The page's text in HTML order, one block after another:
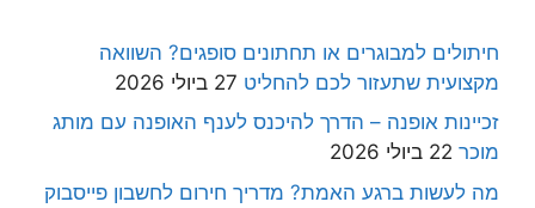
חיתולים למבוגרים או תחתונים סופגים? השוואה
מקצועית שתעזור לכם להחליט 27 ביולי 2026
זכיינות אופנה – הדרך להיכנס לענף האופנה עם מותג
מוכר 22 ביולי 2026
מה לעשות ברגע האמת? מדריך חירום לחשבון פייסבוק